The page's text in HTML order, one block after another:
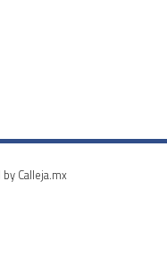
Calleja.mx